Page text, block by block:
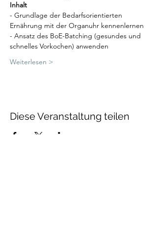
Inhalt
- Grundlage der Bedarfsorientierten
Ernährung mit der Organuhr kennenlernen
- Ansatz des BoE-Batching (gesundes und
schnelles Vorkochen) anwenden
Weiterlesen >
Diese Veranstaltung teilen